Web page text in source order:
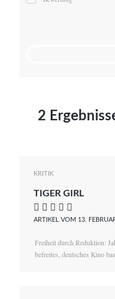
Mato von Vogelstein
2
KRITIK
TIGER GIRL
    
ARTIKEL VOM 13.
Freiheit durch Reduktion:
befreites, deutsches Kino